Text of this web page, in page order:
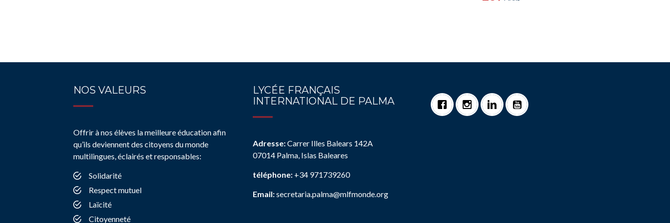
NOS VALEURS
Offrir à nos élèves la meilleure éducation afin
qu’ils deviennent des citoyens du monde
multilingues, éclairés et responsables:
Solidarité
Respect mutuel
Laïcité
Citoyenneté
LYCÉE FRANÇAIS
INTERNATIONAL DE PALMA
Adresse:Carrer Illes Balears 142A
07014 Palma, Islas Baleares
téléphone: +34 971739260
Email:secretaria.palma@mlfmonde.org